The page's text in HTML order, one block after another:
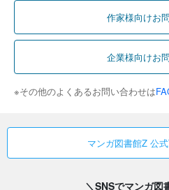
作家様向けお
企業様向けお
※その他のよくあるお問い合わせは
マンガ図書館Z 公
＼SNSでマンガ図